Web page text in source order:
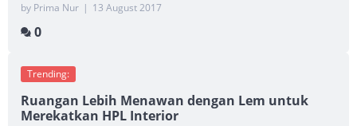
by Prima Nur | 13 August 2017
0
Trending:
Ruangan Lebih Menawan dengan Lem untuk
Merekatkan HPL Interior